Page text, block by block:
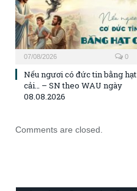
07/08/2026 0
Nếu ngươi có đức tin bằng hạt
cải… – SN theo WAU ngày
08.08.2026
Comments are closed.